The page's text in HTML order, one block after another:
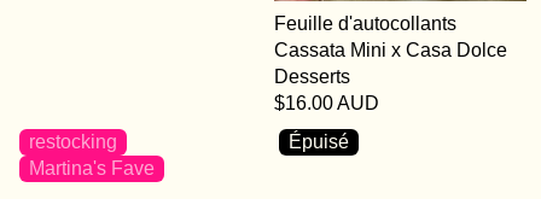
Feuille d'autocollants
Cassata Mini x Casa Dolce
Desserts
$16.00 AUD
restocking
Martina's Fave
Épuisé